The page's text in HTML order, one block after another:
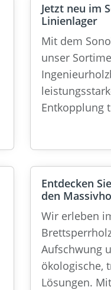
Jetzt neu im
Linienlager
Mit dem
unser
Entkopplung
Entdecken
den
Wir erleben
Aufschwung
ökologische,
Lösungen.